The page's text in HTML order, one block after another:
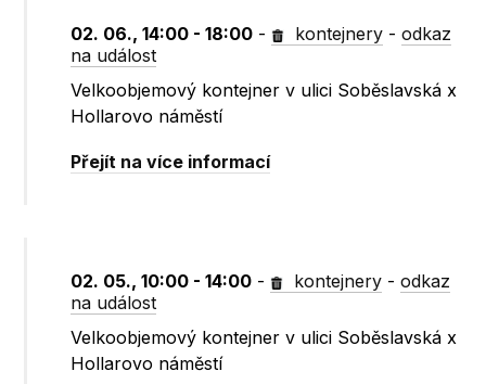
02. 06., 14:00 - 18:00 - kontejnery -odkaz
na událost
Velkoobjemový kontejner v ulici Soběslavská x
Hollarovo náměstí
Přejít na více informací
02. 05., 10:00 - 14:00 - kontejnery -odkaz
na událost
Velkoobjemový kontejner v ulici Soběslavská x
Hollarovo náměstí